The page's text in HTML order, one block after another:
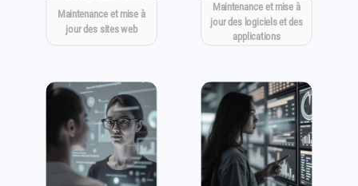
Maintenance et mise à
jour des sites web
Maintenance et mise à
jour des logiciels et des
applications